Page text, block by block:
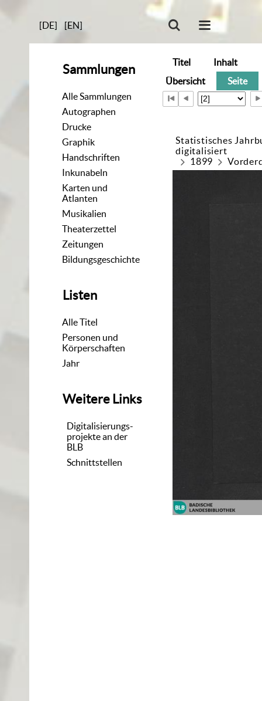
[DE] [EN]
Sammlungen
Alle Sammlungen
Autographen
Drucke
Graphik
Handschriften
Inkunabeln
Karten und
Atlanten
Musikalien
Theaterzettel
Zeitungen
Bildungsgeschichte
Listen
Alle Titel
Personen und
Körperschaften
Jahr
Weitere Links
Digitalisierungs-
projekte an der
BLB
Schnittstellen
Titel
Inhalt
Übersicht
Seite
Statistisches
digitalisiert
1899